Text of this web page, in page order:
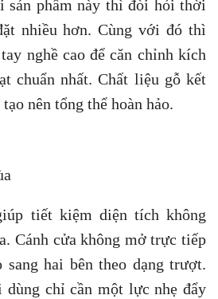
sản phẩm này thì đòi hỏi thời
nhiều hơn. Cùng với đó thì
nghề cao để căn chỉnh kích
chuẩn nhất. Chất liệu gỗ kết
nên tổng thể hoàn hảo.
tiết kiệm diện tích không
Cánh cửa không mở trực tiếp
sang hai bên theo dạng trượt.
chỉ cần một lực nhẹ đẩy